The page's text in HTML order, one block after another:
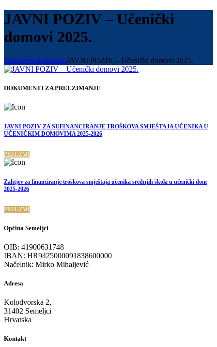
JAVNI POZIV – Učenički
domovi 2025.
NaslovnicaIstaknutoJAVNI POZIV – Učenički domovi 2025.
DOKUMENTI ZA PREUZIMANJE
JAVNI POZIV ZA SUFINANCIRANJE TROŠKOVA SMJEŠTAJA UČENIKA U
UČENIČKIM DOMOVIMA 2025-2026
PREUZMI
Zahtjev za financiranje troškova smještaja učenika srednjih škola u učenički dom
2025-2026
PREUZMI
Općina Semeljci
OIB: 41900631748
IBAN: HR9425000091838600000
Načelnik: Mirko Mihaljević
Adresa
Kolodvorska 2,
31402 Semeljci
Hrvatska
Kontakt